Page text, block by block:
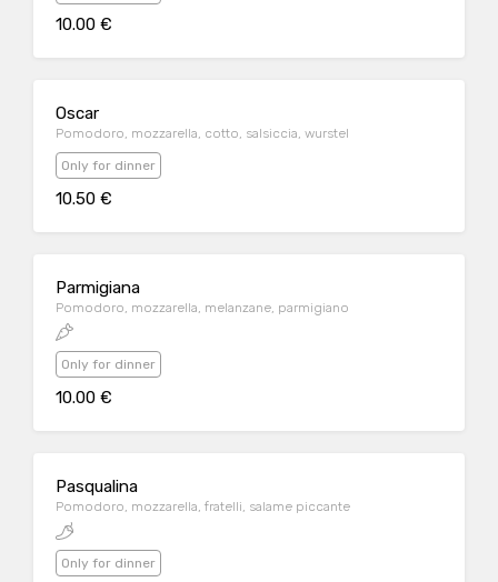
10.00 €
Oscar
Pomodoro, mozzarella, cotto, salsiccia, wurstel
Only for dinner
10.50 €
Parmigiana
Pomodoro, mozzarella, melanzane, parmigiano
Only for dinner
10.00 €
Pasqualina
Pomodoro, mozzarella, fratelli, salame piccante
Only for dinner